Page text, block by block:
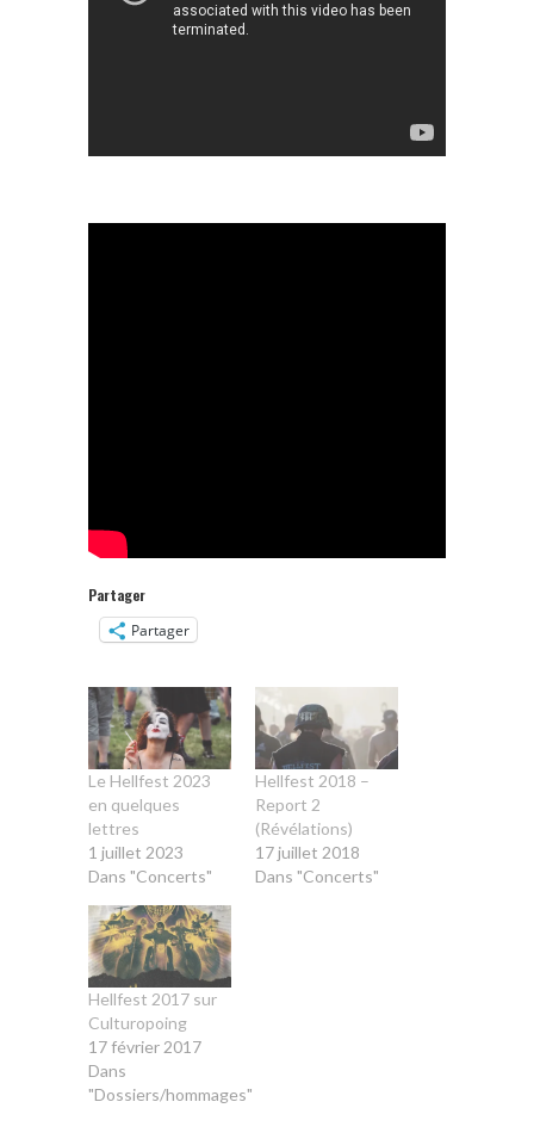
Partager
Partager
Le Hellfest 2023
en quelques
lettres
1 juillet 2023
Dans "Concerts"
Hellfest 2018 –
Report 2
(Révélations)
17 juillet 2018
Dans "Concerts"
Hellfest 2017 sur
Culturopoing
17 février 2017
Dans
"Dossiers/hommages"